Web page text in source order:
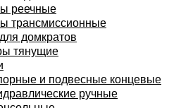
реечные
трансмиссионные
домкратов
тянущие
и подвесные концевые
ручные